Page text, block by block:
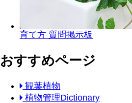
育て方 質問掲示板
おすすめページ
観葉植物
植物管理Dictionary